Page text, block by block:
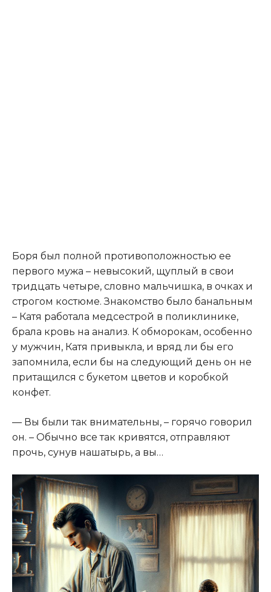
​Боря был полной противоположностью ее
первого мужа – невысокий, щуплый в свои
тридцать четыре, словно мальчишка, в очках и
строгом костюме. Знакомство было банальным
– Катя работала медсестрой в поликлинике,
брала кровь на анализ. К обморокам, особенно
у мужчин, Катя привыкла, и вряд ли бы его
запомнила, если бы на следующий день он не
притащился с букетом цветов и коробкой
конфет.​
​— Вы были так внимательны, – горячо говорил
он. – Обычно все так кривятся, отправляют
прочь, сунув нашатырь, а вы…​